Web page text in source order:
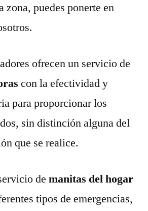
zona, puedes ponerte en
ofrecen un servicio de
con la efectividad y
para proporcionar los
sin distinción alguna del
que se realice.
de manitas del hogar
tipos de emergencias,